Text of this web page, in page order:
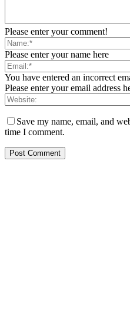
Please enter your comment!
Please enter your name here
You have entered an incorrect
Please enter your email address
Save my name, email, and
time I comment.